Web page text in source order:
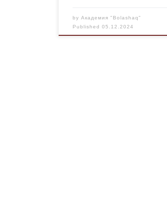
byАкадемия "Bolashaq"
Published05.12.2024